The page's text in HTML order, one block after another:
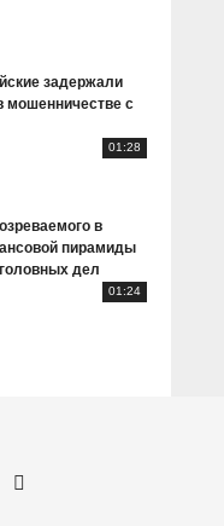
задержали
мошенничестве с
01:28
в
пирамиды
дел
01:24